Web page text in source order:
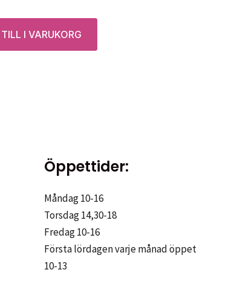
I VARUKORG
Öppettider:
Måndag 10-16
Torsdag 14,30-18
Fredag 10-16
Första lördagen varje månad öppet
10-13